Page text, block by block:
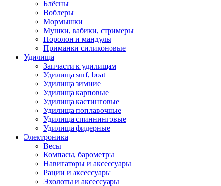
Блёсны
Воблеры
Мормышки
Мушки, вабики, стримеры
Поролон и мандулы
Приманки силиконовые
Удилища
Запчасти к удилищам
Удилища surf, boat
Удилища зимние
Удилища карповые
Удилища кастинговые
Удилища поплавочные
Удилища спиннинговые
Удилища фидерные
Электроника
Весы
Компасы, барометры
Навигаторы и аксессуары
Рации и аксессуары
Эхолоты и аксессуары